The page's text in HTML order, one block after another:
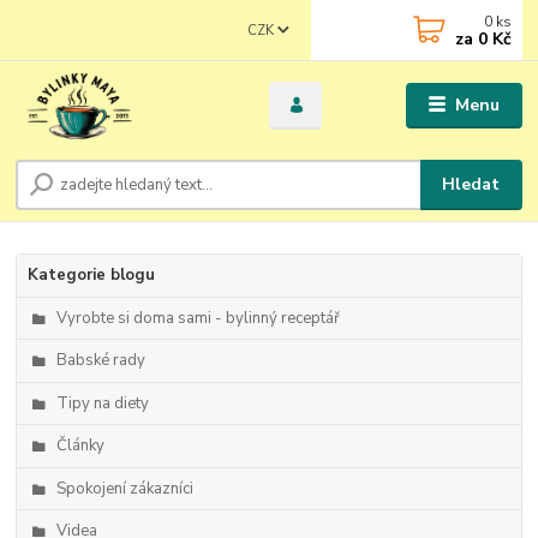
Menu
CZK
Hledat
0 ks
za 0 Kč
Kategorie blogu
Vyrobte si doma sami - bylinný receptář
Babské rady
Tipy na diety
Články
Spokojení zákazníci
Videa